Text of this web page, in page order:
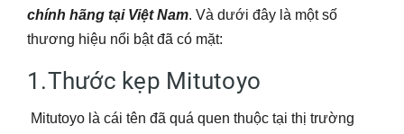
chính hãng tại Việt Nam. Và dưới đây là một số
thương hiệu nổi bật đã có mặt:
1.Thước kẹp Mitutoyo
Mitutoyo là cái tên đã quá quen thuộc tại thị trường